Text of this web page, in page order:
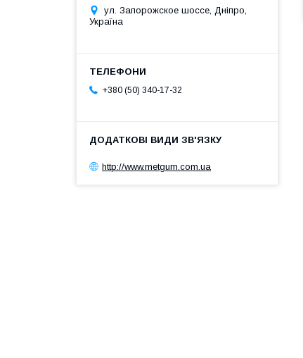
ул. Запорожское шоссе, Дніпро,
Україна
+380 (50) 340-17-32
http://www.metgum.com.ua